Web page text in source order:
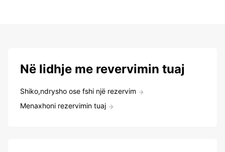
Në lidhje me revervimin tuaj
Shiko,ndrysho ose fshi një rezervim
Menaxhoni rezervimin tuaj